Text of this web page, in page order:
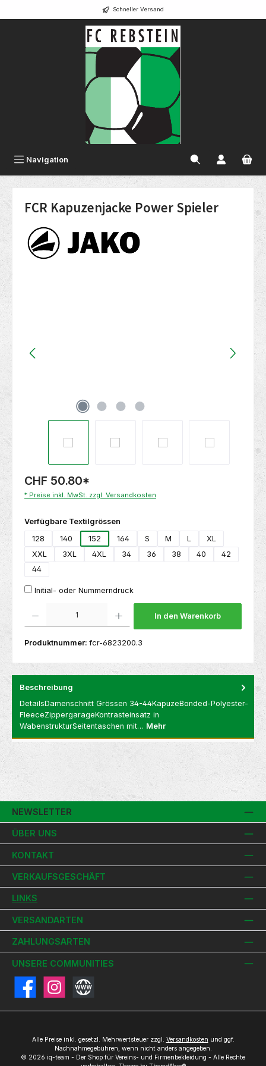
Schneller Versand
Navigation
FCR Kapuzenjacke Power Spieler
CHF 50.80*
* Preise inkl. MwSt. zzgl. Versandkosten
Verfügbare Textilgrössen
128
140 152 164 S M L
XL
XXL
3XL 4XL 34 36 38 40
42
44
Initial- oder Nummerndruck
In den Warenkorb
Produktnummer: fcr-6823200.3
Beschreibung
DetailsDamenschnitt Grössen 34-44KapuzeBonded-Polyester-
FleeceZippergarageKontrasteinsatz in
WabenstrukturSeitentaschen mit… Mehr
NEWSLETTER
ÜBER UNS
KONTAKT
VERKAUFSGESCHÄFT
LINKS
VERSANDARTEN
ZAHLUNGSARTEN
UNSERE COMMUNITIES
FacebookInstagramWebsite
Alle Preise inkl. gesetzl. Mehrwertsteuer zzgl. Versandkosten und ggf.
Nachnahmegebühren, wenn nicht anders angegeben.
© 2026 iq-team - Der Shop für Vereins- und Firmenbekleidung - Alle Rechte